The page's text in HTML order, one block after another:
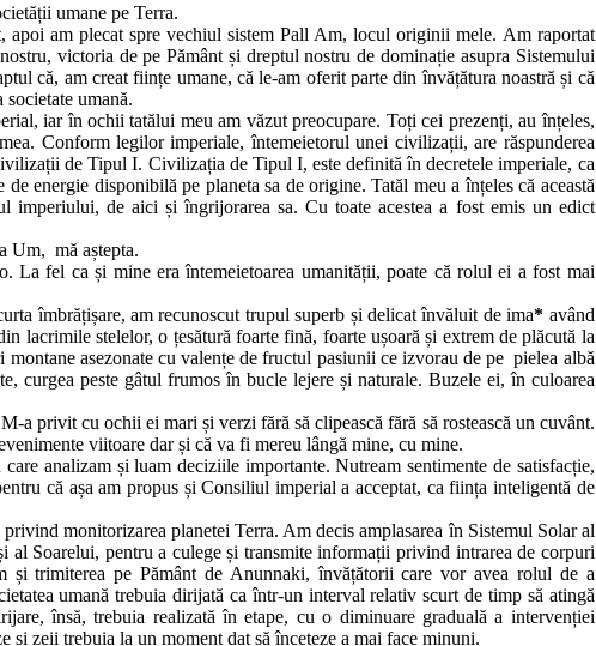
umane pe Terra.
am plecat spre vechiul sistem Pall Am, locul originii mele. Am raportat
victoria de pe Pământ și dreptul nostru de dominație asupra Sistemului
că, am creat ființe umane, că le-am oferit parte din învățătura noastră și că
umană.
iar în ochii tatălui meu am văzut preocupare. Toți cei prezenți, au înțeles,
Conform legilor imperiale, întemeietorul unei civilizații, are răspunderea
de Tipul I. Civilizația de Tipul I, este definită în decretele imperiale, ca
energie disponibilă pe planeta sa de origine. Tatăl meu a înțeles că această
imperiului, de aici și îngrijorarea sa. Cu toate acestea a fost emis un edict
Um, mă aștepta.
La fel ca și mine era întemeietoarea umanității, poate că rolul ei a fost mai
îmbrățișare, am recunoscut trupul superb și delicat învăluit de ima* având
lacrimile stelelor, o țesătură foarte fină, foarte ușoară și extrem de plăcută la
asezonate cu valențe de fructul pasiunii ce izvorau de pe pielea albă
curgea peste gâtul frumos în bucle lejere și naturale. Buzele ei, în culoarea
privit cu ochii ei mari și verzi fără să clipească fără să rostească un cuvânt.
viitoare dar și că va fi mereu lângă mine, cu mine.
analizam și luam deciziile importante. Nutream sentimente de satisfacție,
că așa am propus și Consiliul imperial a acceptat, ca ființa inteligentă de
monitorizarea planetei Terra. Am decis amplasarea în Sistemul Solar al
al Soarelui, pentru a culege și transmite informații privind intrarea de corpuri
și trimiterea pe Pământ de Anunnaki, învățătorii care vor avea rolul de a
umană trebuia dirijată ca într-un interval relativ scurt de timp să atingă
însă, trebuia realizată în etape, cu o diminuare graduală a intervenției
și zeii trebuia la un moment dat să înceteze a mai face minuni.